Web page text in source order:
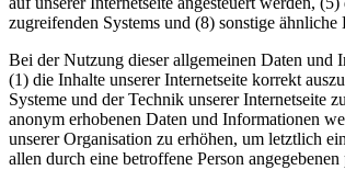
zugreifenden Systems und (8) sonstige
Bei der Nutzung dieser allgemeinen Daten
(1) die Inhalte unserer Internetseite korrekt
Systeme und der Technik unserer Internetseite
anonym erhobenen Daten und Informationen
unserer Organisation zu erhöhen, um letztlich
allen durch eine betroffene Person